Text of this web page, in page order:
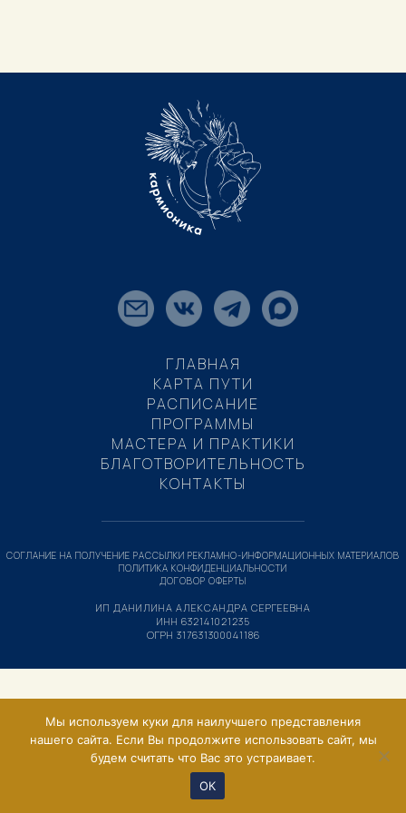
ГЛАВНАЯ
КАРТА ПУТИ
РАСПИСАНИЕ
ПРОГРАММЫ
МАСТЕРА И ПРАКТИКИ
БЛАГОТВОРИТЕЛЬНОСТЬ
КОНТАКТЫ
ИП ДАНИЛИНА АЛЕКСАНДРА СЕРГЕЕВНА
ИНН 632141021235
ОГРН 317631300041186
СОГЛАНИЕ НА ПОЛУЧЕНИЕ РАССЫЛКИ РЕКЛАМНО-ИНФОРМАЦИОННЫХ МАТЕРИАЛОВ
ПОЛИТИКА КОНФИДЕНЦИАЛЬНОСТИ
ДОГОВОР ОФЕРТЫ
Мы используем куки для наилучшего представления
нашего сайта. Если Вы продолжите использовать сайт, мы
будем считать что Вас это устраивает.
ОК